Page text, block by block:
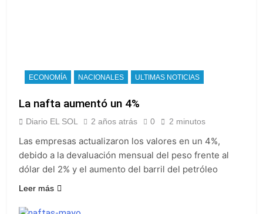
ECONOMÍA NACIONALES ULTIMAS NOTICIAS
La nafta aumentó un 4%
Diario EL SOL 2 años atrás 0 2 minutos
Las empresas actualizaron los valores en un 4%,
debido a la devaluación mensual del peso frente al
dólar del 2% y el aumento del barril del petróleo
Leer más